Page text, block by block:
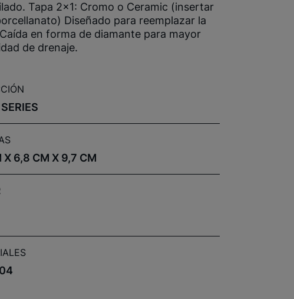
Tapa 2x1: Cromo o Ceramic (insertar
Diseñado para reemplazar la
en forma de diamante para mayor
de drenaje.
X 6,8 CM X 9,7 CM